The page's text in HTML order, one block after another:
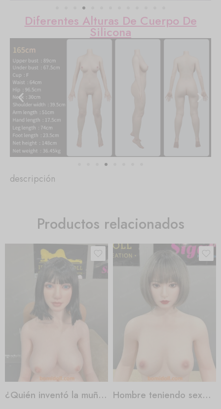
Diferentes Alturas De Cuerpo De
Silicona
descripción
Productos relacionados
¿Quién inventó la muñeca sexual? Hombre teniendo sexo con muñeca